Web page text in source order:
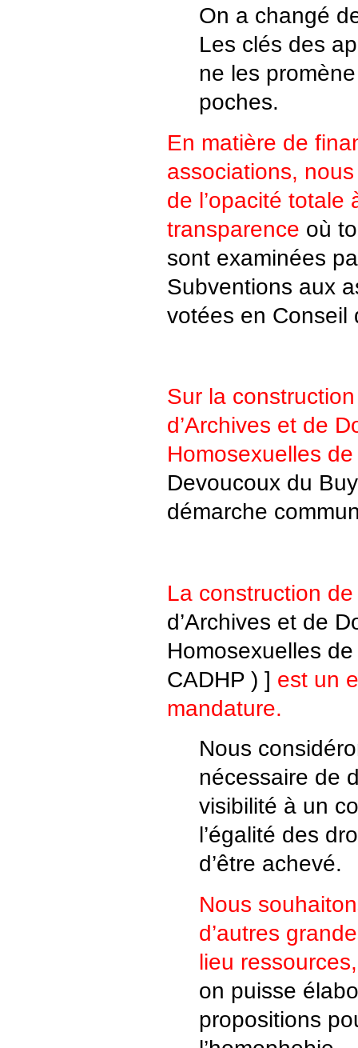
On a changé
Les clés des
ne les
poches.
En matière de
associations,
de l’opacité totale
transparence où
sont examinées
Subventions aux
votées en Conseil
Sur la
d’Archives et de
Homosexuelles
Devoucoux du
démarche
La construction
d’Archives et de
Homosexuelles
CADHP ) ] est un
mandature.
Nous
nécessaire de
visibilité à un
l’égalité des
d’être achevé.
Nous
d’autres
lieu ressources,
on puisse
propositions